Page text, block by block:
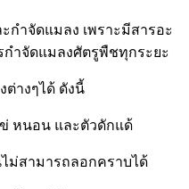
กำจัดแมลง เพราะมีสารอะ
ำจัดแมลงศัตรูพืชทุกระยะ
ต่างๆได้ ดังนี้
ข่ หนอน และตัวดักแด้
ม่สามารถลอกคราบได้